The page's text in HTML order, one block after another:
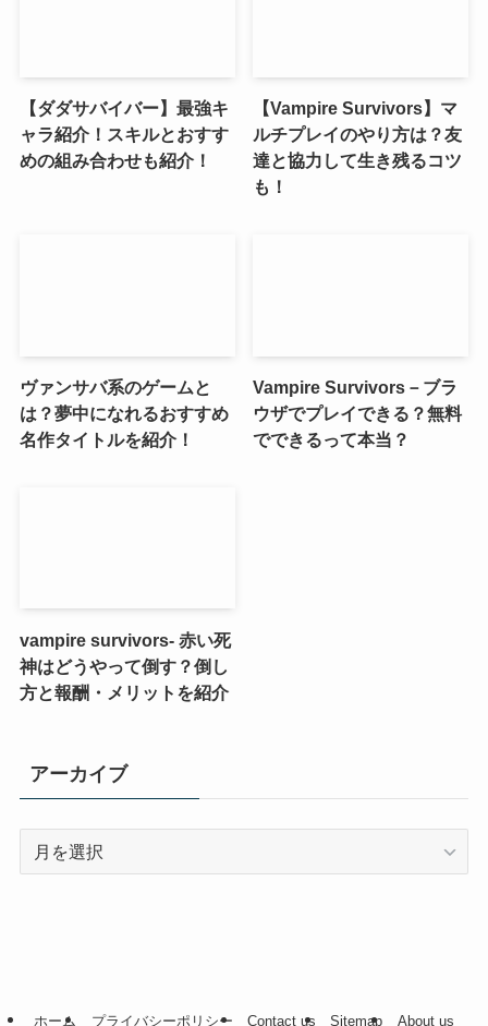
【ダダサバイバー】最強キ
ャラ紹介！スキルとおすす
めの組み合わせも紹介！
【Vampire Survivors】マ
ルチプレイのやり方は？友
達と協力して生き残るコツ
も！
ヴァンサバ系のゲームと
は？夢中になれるおすすめ
名作タイトルを紹介！
Vampire Survivors－ブラ
ウザでプレイできる？無料
でできるって本当？
vampire survivors- 赤い死
神はどうやって倒す？倒し
方と報酬・メリットを紹介
アーカイブ
ホーム プライバシーポリシー Contact us Sitemap About us